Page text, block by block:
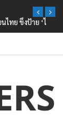
ขึงป้าย ‘ไม่